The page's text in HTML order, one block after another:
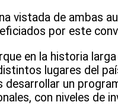
vistada de ambas
por este
en la historia
lugares del
un
con niveles de